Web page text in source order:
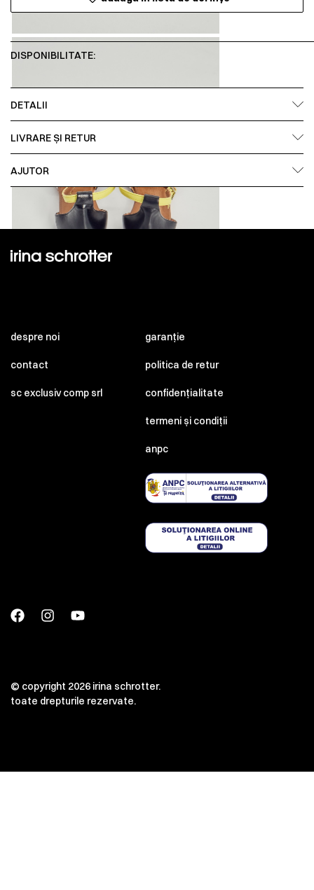
DISPONIBILITATE:
DETALII
LIVRARE ȘI RETUR
AJUTOR
despre noi
contact
sc exclusiv comp srl
garanție
politica de retur
confidențialitate
termeni și condiții
anpc
© copyright 2026 irina schrotter.
toate drepturile rezervate.